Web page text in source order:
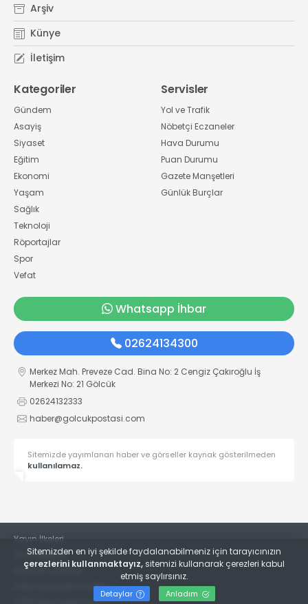
Arşiv
Künye
İletişim
Kategoriler
Gündem
Asayiş
Siyaset
Eğitim
Ekonomi
Yaşam
Sağlık
Teknoloji
Röportajlar
Spor
Vefat
Servisler
Yol ve Trafik
Nöbetçi Eczaneler
Hava Durumu
Puan Durumu
Gazete Manşetleri
Günlük Burçlar
Whatsapp İhbar
02624134300
Merkez Mah. Preveze Cad. Bina No: 2 Cengiz Çakıroğlu İş
Merkezi No: 21 Gölcük
02624132333
haber@golcukpostasi.com
Sitemizde yayımlanan haber ve görseller kaynak gösterilmeden
kullanılamaz.
Yayın İlkeleri
Veri Politikası
Kullanım Şartları
KVKK Aydınlatma Metni
Sitemizden en iyi şekilde faydalanabilmeniz için tarayıcınızın
çerezlerini kullanmaktayız, sitemizi kullanarak çerezleri kabul
etmiş saylırsınız.
Detaylar Anladım